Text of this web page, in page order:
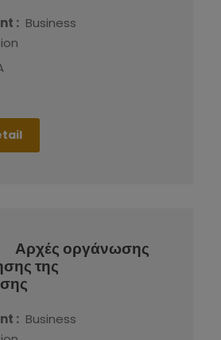
: Business
Αρχές οργάνωσης
της
: Business